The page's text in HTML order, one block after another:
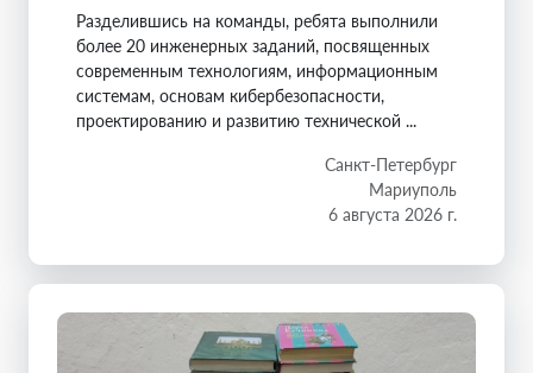
Разделившись на команды, ребята выполнили
более 20 инженерных заданий, посвященных
современным технологиям, информационным
системам, основам кибербезопасности,
проектированию и развитию технической ...
Санкт-Петербург
Мариуполь
6 августа 2026 г.